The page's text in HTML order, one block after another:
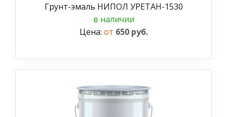
Грунт-эмаль НИПОЛ УРЕТАН-1530
в наличии
Цена: от 650 руб.